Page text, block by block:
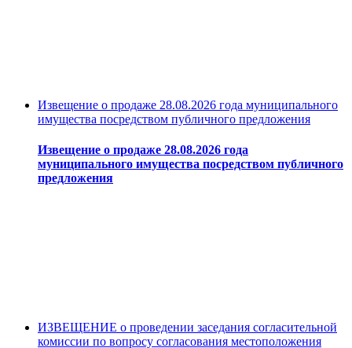
Извещение о продаже 28.08.2026 года муниципального
имущества посредством публичного предложения
Извещение о продаже 28.08.2026 года
муниципального имущества посредством публичного
предложения
ИЗВЕЩЕНИЕ о проведении заседания согласительной
комиссии по вопросу согласования местоположения